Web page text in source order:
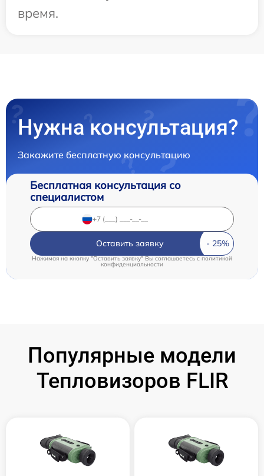
время.
Нужна консультация?
Закажите бесплатную консультацию
Бесплатная консультация со
специалистом
Оставить заявку
Нажимая на кнопку "Оставить заявку" Вы соглашаетесь cполитикой
конфиденциальности
Популярные модели
Тепловизоров FLIR